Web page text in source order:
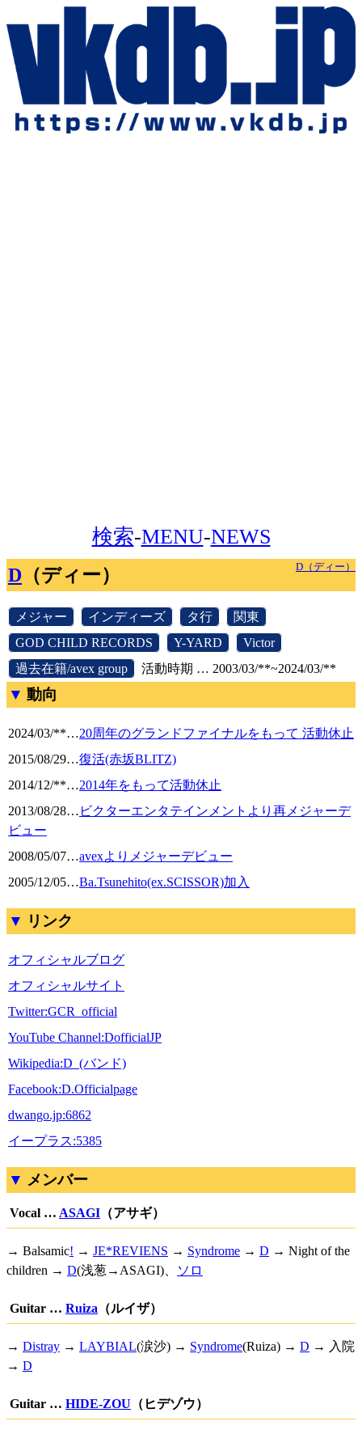
検索-MENU-NEWS
D（ディー）
D （ディー）
メジャー インディーズ タ行 関東
GOD CHILD RECORDS Y-YARD Victor]
過去在籍/avex group 活動時期 … 2003/03/**~2024/03/**
動向
2024/03/**…20周年のグランドファイナルをもって 活動休止
2015/08/29…復活(赤坂BLITZ)
2014/12/**…2014年をもって活動休止
2013/08/28… ビクターエンタテインメントより再メジャーデ
ビュー
2008/05/07…avexよりメジャーデビュー
2005/12/05…Ba.Tsunehito(ex.SCISSOR)加入
リンク
オフィシャルブログ
オフィシャルサイト
Twitter:GCR_official
YouTube Channel:DofficialJP
Wikipedia:D_(バンド)
Facebook:D.Officialpage
dwango.jp:6862
イープラス:5385
メンバー
Vocal … ASAGI （アサギ）
→ Balsamic! → JE*REVIENS → Syndrome → D → Night of the
children → D(浅葱→ASAGI)、 ソロ
Guitar … Ruiza （ルイザ）
→ Distray → LAYBIAL(涙沙) → Syndrome(Ruiza) → D → 入院
→ D
Guitar … HIDE-ZOU （ヒデゾウ）